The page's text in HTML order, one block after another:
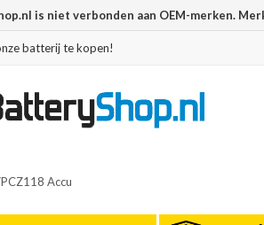
is niet verbonden aan OEM-merken.
batterij te kopen!
Accu